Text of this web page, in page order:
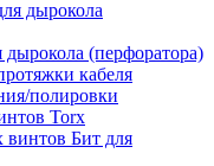
дырокола (перфоратора)
кабеля
полировки
Torx
Бит для